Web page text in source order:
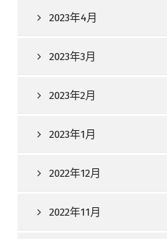
2023年4月
2023年3月
2023年2月
2023年1月
2022年12月
2022年11月